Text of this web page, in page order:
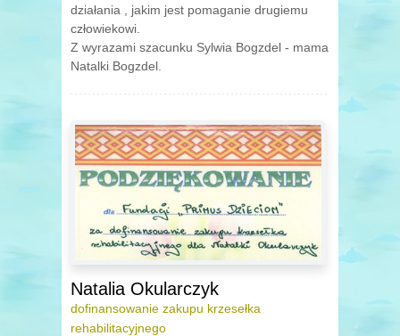
działania , jakim jest pomaganie drugiemu
człowiekowi.
Z wyrazami szacunku Sylwia Bogzdel - mama
Natalki Bogzdel.
Natalia Okularczyk
dofinansowanie zakupu krzesełka
rehabilitacyjnego